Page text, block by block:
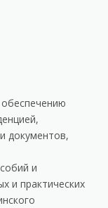
документов,
и
и практических